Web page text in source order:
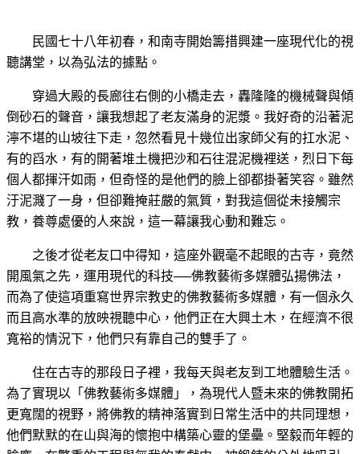
民國七十八年初春，和南寺開始籌措興建一座現代化的視
聽講堂，以為弘法的據點。
穿過大殿的長廊往右側的小橋走去，轟隆隆的機械聲與傾
倒砂石的聲音，讓我想起了老友滿身的泥漿。我好奇的沿著泥
濘不堪的山坡往下走，忽然看見十幾位出家師父有的扛水泥、
有的舀水，有的開著堆土機把沙和石往混泥機裡送，烈日下每
個人都揮汗如雨，但奇怪的是他們的臉上卻都掛著笑容。雖然
汙泥濺了一身，但卻難掩莊嚴的氣質，對我這個從未接觸宗
教，養尊處優的人來說，這一幕讓我心動和難忘。
之後才從老友口中得知，這座外觀毫不起眼的古寺，竟然
開風氣之先，運用現代的科技──佛教藝術多媒體弘揚佛法，
而為了使這項重寫世界宗教史的佛教藝術多媒體，有一個永久
而且高水準的放映視聽中心，他們正在大興土木，在經濟不很
寬裕的情況下，他們只有靠自己的雙手了。
住在古寺的那段日子裡，我每天與老友到工地體驗生活。
為了實現以「佛教藝術多媒體」，為現代人暨未來的佛教開拓
更寬闊的視野，將佛教的精神落實到日常生活中的共同理想，
他們默默的在山與海的懷抱中構築心靈的堡壘。堅毅而年輕的